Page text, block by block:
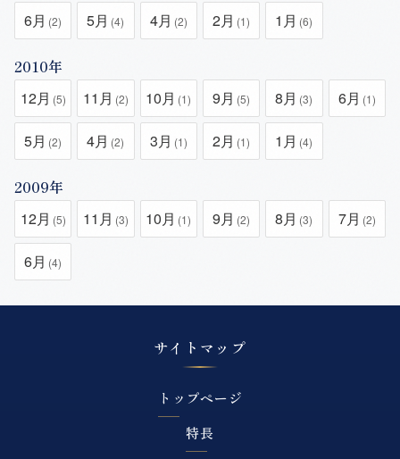
6月 (2) 5月 (4) 4月 (2) 2月 (1) 1月 (6)
2010年
12月 (5) 11月 (2) 10月 (1) 9月 (5) 8月 (3) 6月 (1)
5月 (2) 4月 (2) 3月 (1) 2月 (1) 1月 (4)
2009年
12月 (5) 11月 (3) 10月 (1) 9月 (2) 8月 (3) 7月 (2)
6月 (4)
サイトマップ
トップページ
特長